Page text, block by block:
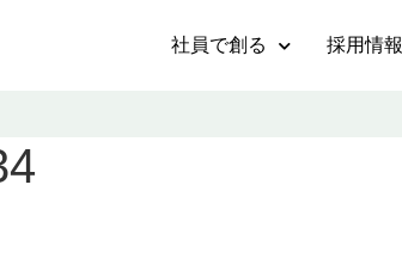
社員で創る 採用情報